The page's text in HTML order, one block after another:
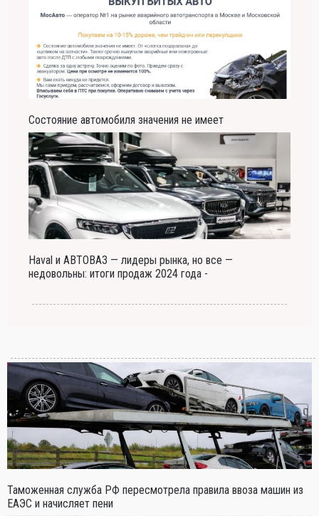
Состояние автомобиля значения не имеет
Haval и АВТОВАЗ — лидеры рынка, но все —
недовольны: итоги продаж 2024 года -
Таможенная служба РФ пересмотрела правила ввоза машин из
ЕАЭС и начисляет пени